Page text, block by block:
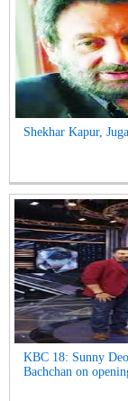
Shekhar Kapur,
KBC 18: Sunny
Bachchan on